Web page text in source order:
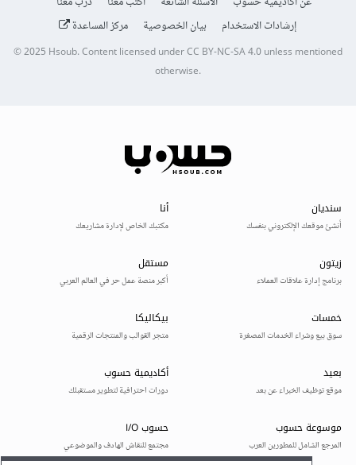
إرشادات الاستخدام
بيان الخصوصية مركز المساعدة
© 2025Hsoub.Content licensed underCC BY-NC-SA 4.0unless mentioned
otherwise.